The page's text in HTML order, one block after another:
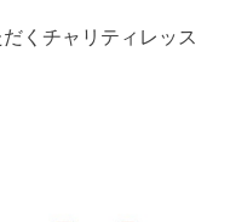
くチャリティレッス